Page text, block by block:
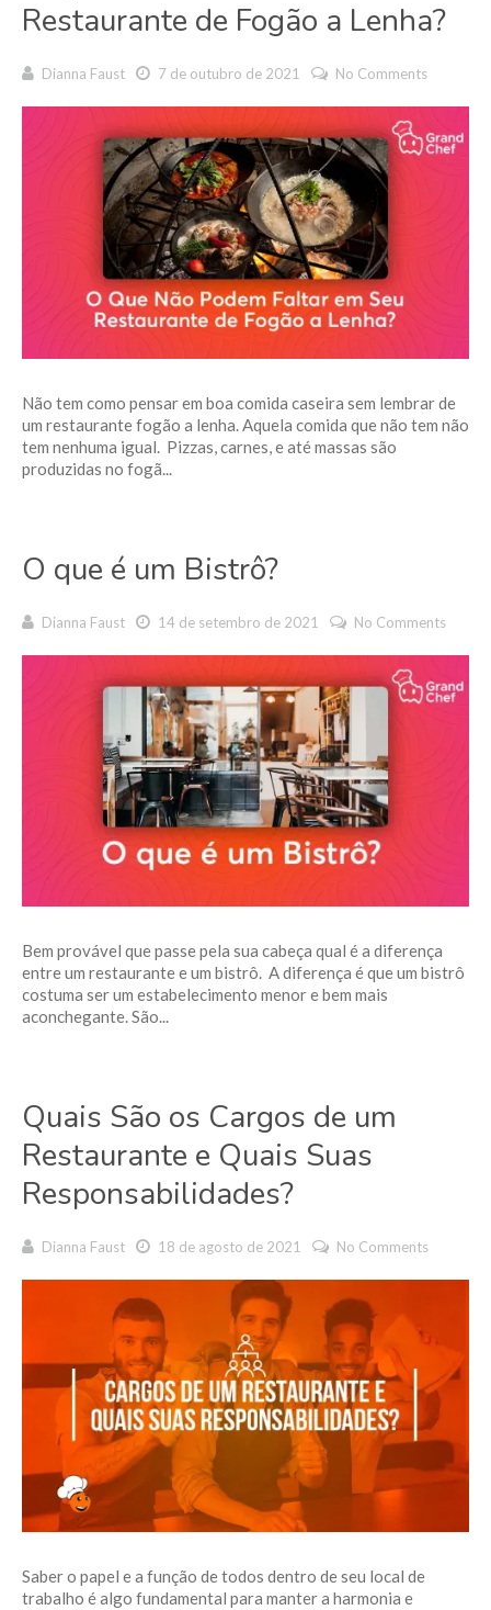
Restaurante de Fogão a Lenha?
Dianna Faust 7 de outubro de 2021 No Comments
Não tem como pensar em boa comida caseira sem lembrar de
um restaurante fogão a lenha. Aquela comida que não tem não
tem nenhuma igual. Pizzas, carnes, e até massas são
produzidas no fogã...
O que é um Bistrô?
Dianna Faust 14 de setembro de 2021 No Comments
Bem provável que passe pela sua cabeça qual é a diferença
entre um restaurante e um bistrô. A diferença é que um bistrô
costuma ser um estabelecimento menor e bem mais
aconchegante. São...
Quais São os Cargos de um
Restaurante e Quais Suas
Responsabilidades?
Dianna Faust 18 de agosto de 2021 No Comments
Saber o papel e a função de todos dentro de seu local de
trabalho é algo fundamental para manter a harmonia e